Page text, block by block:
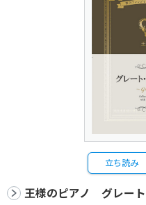
立ち読み
王様のピアノ グレー